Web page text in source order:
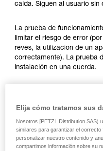
y un
ejecutar estas
seguridad, antes
autónoma.
Damos ejemplos
su actividad.
caída. Siguen al usuario sin
La prueba de
limitar el riesgo de error
revés, la utilización de un
correctamente). La prueba
instalación en una cuerda.
Una vez el ASAP o ASAP
deslizar su aparato
movimiento rápido de la
Elija cómo tratamos sus
Nosotros [PETZL Distribution SAS)
similares para garantizar el correcto
personalizar nuestro contenido y
compartimos información sobre su